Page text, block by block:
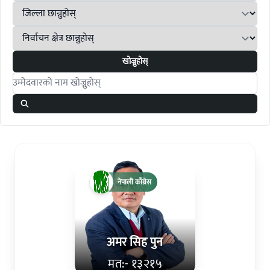
खोज्नुहोस्
Search candidates
अमर सिह पुन
मत:- १३२१५
नेपाली काँग्रेस